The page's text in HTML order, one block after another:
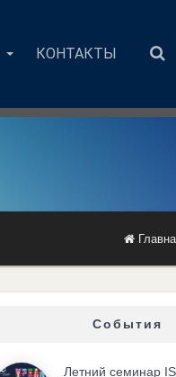
КОНТАКТЫ
События
Летний семинар